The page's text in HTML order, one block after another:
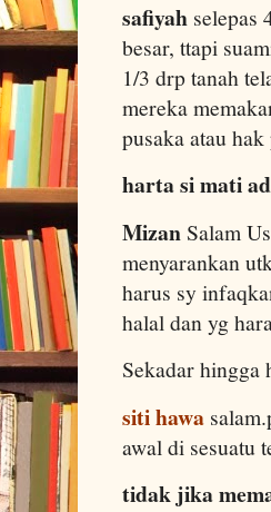
safiyah selepas
besar, ttapi
1/3 drp tanah
mereka
pusaka atau
harta si mati
MizanSalam
menyarankan
harus sy
halal dan yg
Sekadar hingga
siti hawa
awal di sesuatu
tidak jika